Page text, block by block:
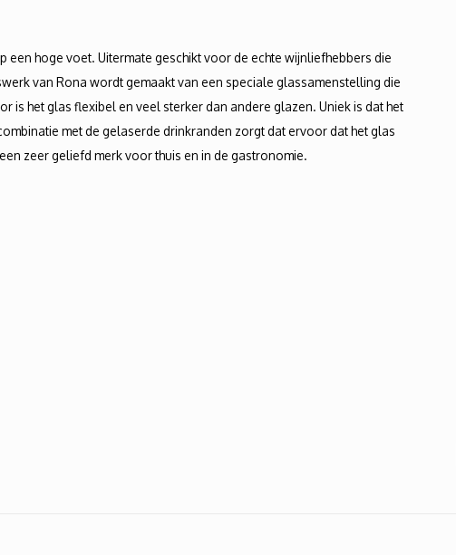
een hoge voet. Uitermate geschikt voor de echte wijnliefhebbers die
van Rona wordt gemaakt van een speciale glassamenstelling die
is het glas flexibel en veel sterker dan andere glazen. Uniek is dat het
met de gelaserde drinkranden zorgt dat ervoor dat het glas
zeer geliefd merk voor thuis en in de gastronomie.